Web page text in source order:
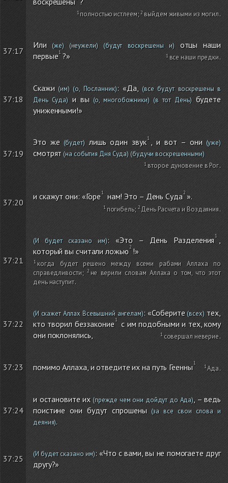
полностью истлеем; выйдем живыми из могил.
37:17
Или(же)(неужели)(будут воскрешены и)отцы наши
первые ?» все наши предки.
37:18
Скажи(им)(о, Посланник): «Да, (все будут воскрешены в
День Суда) и вы(о, многобожники)(в тот День)будете
униженными!»
37:19
Это же(будет)лишь один звук , и вот – они(уже)
смотрят (на события Дня Суда) (будучи воскрешенными)
второе дуновение в Рог.
37:20
и скажут они: «Горе нам! Это – День Суда ».
погибель; День Расчета и Воздаяния.
37:21
(И будет сказано им): «Это – День Разделения
который вы считали ложью !»
когда будет решено между всеми рабами Аллаха по
справедливости;
не верили словам Аллаха о том, что этот
день наступит.
37:22
(И скажет Аллах Всевышний ангелам): «Соберите(всех)тех,
кто творил беззаконие
с им подобными и тех, кому
они поклонялись,
совершал неверие.
37:23 помимо Аллаха, и отведите их на путь Геенны Ада.
37:24
и остановите их (прежде чем они дойдут до Ада) , – ведь
поистине они будут спрошены(за все свои слова и
деяния).
37:25 (И будет сказано им): «Что с вами, вы не помогаете друг
другу?»